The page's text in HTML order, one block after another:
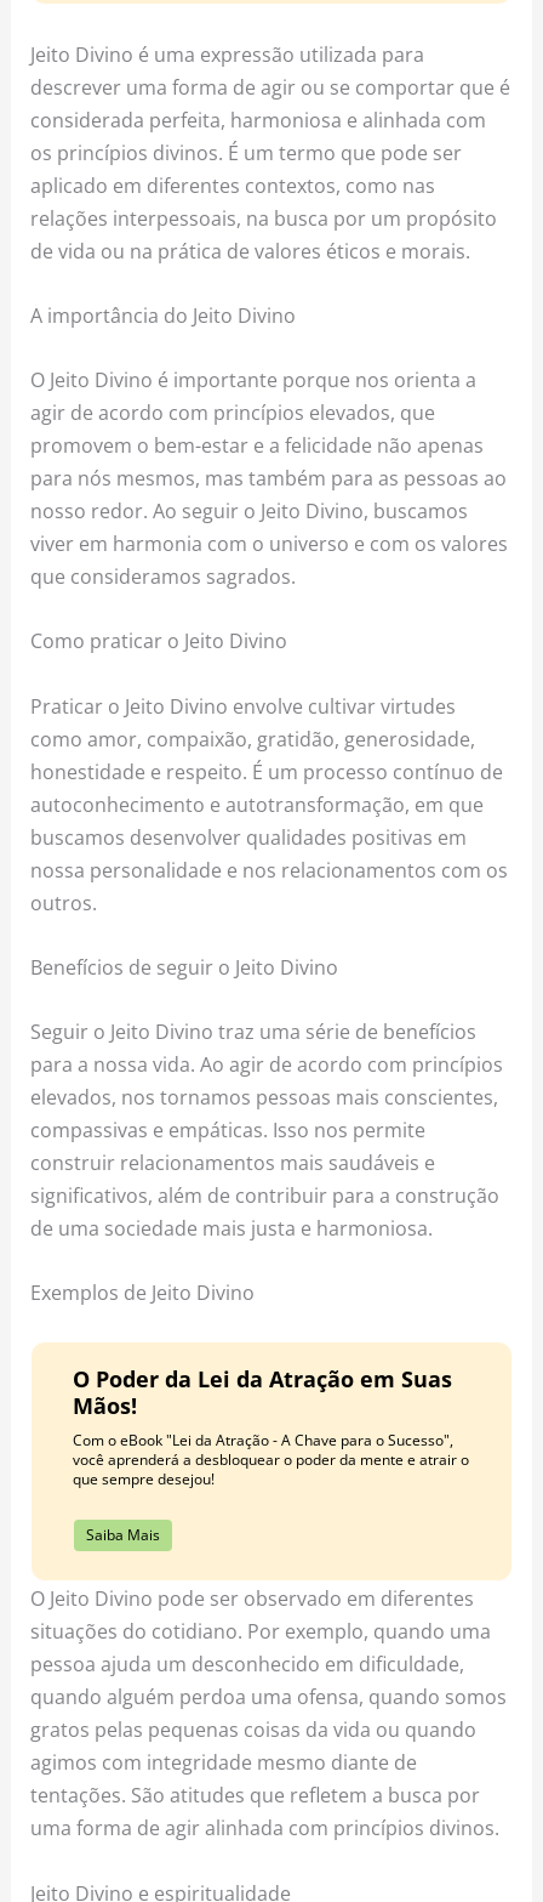
Jeito Divino é uma expressão utilizada para
descrever uma forma de agir ou se comportar que é
considerada perfeita, harmoniosa e alinhada com
os princípios divinos. É um termo que pode ser
aplicado em diferentes contextos, como nas
relações interpessoais, na busca por um propósito
de vida ou na prática de valores éticos e morais.
A importância do Jeito Divino
O Jeito Divino é importante porque nos orienta a
agir de acordo com princípios elevados, que
promovem o bem-estar e a felicidade não apenas
para nós mesmos, mas também para as pessoas ao
nosso redor. Ao seguir o Jeito Divino, buscamos
viver em harmonia com o universo e com os valores
que consideramos sagrados.
Como praticar o Jeito Divino
Praticar o Jeito Divino envolve cultivar virtudes
como amor, compaixão, gratidão, generosidade,
honestidade e respeito. É um processo contínuo de
autoconhecimento e autotransformação, em que
buscamos desenvolver qualidades positivas em
nossa personalidade e nos relacionamentos com os
outros.
Benefícios de seguir o Jeito Divino
Seguir o Jeito Divino traz uma série de benefícios
para a nossa vida. Ao agir de acordo com princípios
elevados, nos tornamos pessoas mais conscientes,
compassivas e empáticas. Isso nos permite
construir relacionamentos mais saudáveis e
significativos, além de contribuir para a construção
de uma sociedade mais justa e harmoniosa.
Exemplos de Jeito Divino
O Poder da Lei da Atração em Suas
Mãos!
Com o eBook "Lei da Atração - A Chave para o Sucesso",
você aprenderá a desbloquear o poder da mente e atrair o
que sempre desejou!
Saiba Mais
O Jeito Divino pode ser observado em diferentes
situações do cotidiano. Por exemplo, quando uma
pessoa ajuda um desconhecido em dificuldade,
quando alguém perdoa uma ofensa, quando somos
gratos pelas pequenas coisas da vida ou quando
agimos com integridade mesmo diante de
tentações. São atitudes que refletem a busca por
uma forma de agir alinhada com princípios divinos.
Jeito Divino e espiritualidade